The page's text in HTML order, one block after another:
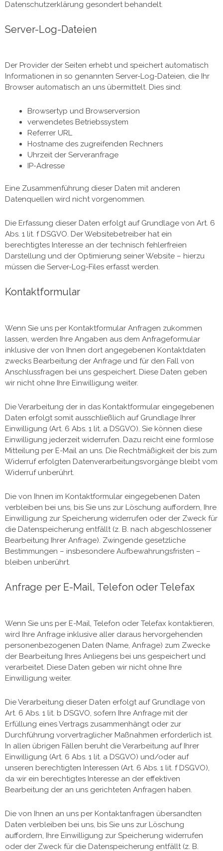
Datenschutzerklärung gesondert behandelt.
Server-Log-Dateien
Der Provider der Seiten erhebt und speichert automatisch
Informationen in so genannten Server-Log-Dateien, die Ihr
Browser automatisch an uns übermittelt. Dies sind:
Browsertyp und Browserversion
verwendetes Betriebssystem
Referrer URL
Hostname des zugreifenden Rechners
Uhrzeit der Serveranfrage
IP-Adresse
Eine Zusammenführung dieser Daten mit anderen
Datenquellen wird nicht vorgenommen.
Die Erfassung dieser Daten erfolgt auf Grundlage von Art. 6
Abs. 1 lit. f DSGVO. Der Websitebetreiber hat ein
berechtigtes Interesse an der technisch fehlerfreien
Darstellung und der Optimierung seiner Website – hierzu
müssen die Server-Log-Files erfasst werden.
Kontaktformular
Wenn Sie uns per Kontaktformular Anfragen zukommen
lassen, werden Ihre Angaben aus dem Anfrageformular
inklusive der von Ihnen dort angegebenen Kontaktdaten
zwecks Bearbeitung der Anfrage und für den Fall von
Anschlussfragen bei uns gespeichert. Diese Daten geben
wir nicht ohne Ihre Einwilligung weiter.
Die Verarbeitung der in das Kontaktformular eingegebenen
Daten erfolgt somit ausschließlich auf Grundlage Ihrer
Einwilligung (Art. 6 Abs. 1 lit. a DSGVO). Sie können diese
Einwilligung jederzeit widerrufen. Dazu reicht eine formlose
Mitteilung per E-Mail an uns. Die Rechtmäßigkeit der bis zum
Widerruf erfolgten Datenverarbeitungsvorgänge bleibt vom
Widerruf unberührt.
Die von Ihnen im Kontaktformular eingegebenen Daten
verbleiben bei uns, bis Sie uns zur Löschung auffordern, Ihre
Einwilligung zur Speicherung widerrufen oder der Zweck für
die Datenspeicherung entfällt (z. B. nach abgeschlossener
Bearbeitung Ihrer Anfrage). Zwingende gesetzliche
Bestimmungen – insbesondere Aufbewahrungsfristen –
bleiben unberührt.
Anfrage per E-Mail, Telefon oder Telefax
Wenn Sie uns per E-Mail, Telefon oder Telefax kontaktieren,
wird Ihre Anfrage inklusive aller daraus hervorgehenden
personenbezogenen Daten (Name, Anfrage) zum Zwecke
der Bearbeitung Ihres Anliegens bei uns gespeichert und
verarbeitet. Diese Daten geben wir nicht ohne Ihre
Einwilligung weiter.
Die Verarbeitung dieser Daten erfolgt auf Grundlage von
Art. 6 Abs. 1 lit. b DSGVO, sofern Ihre Anfrage mit der
Erfüllung eines Vertrags zusammenhängt oder zur
Durchführung vorvertraglicher Maßnahmen erforderlich ist.
In allen übrigen Fällen beruht die Verarbeitung auf Ihrer
Einwilligung (Art. 6 Abs. 1 lit. a DSGVO) und/oder auf
unseren berechtigten Interessen (Art. 6 Abs. 1 lit. f DSGVO),
da wir ein berechtigtes Interesse an der effektiven
Bearbeitung der an uns gerichteten Anfragen haben.
Die von Ihnen an uns per Kontaktanfragen übersandten
Daten verbleiben bei uns, bis Sie uns zur Löschung
auffordern, Ihre Einwilligung zur Speicherung widerrufen
oder der Zweck für die Datenspeicherung entfällt (z. B.